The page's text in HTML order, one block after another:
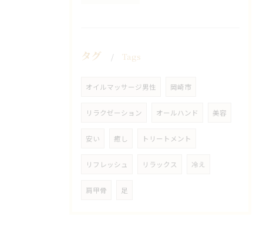
タグ Tags
オイルマッサージ男性 岡崎市
リラクゼーション オールハンド 美容
安い 癒し トリートメント
リフレッシュ リラックス 冷え
肩甲骨 足